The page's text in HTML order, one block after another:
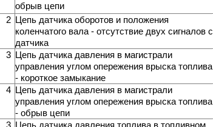
обрыв цепи
2 Цепь датчика оборотов и положения
коленчатого вала - отсутствие двух сигналов с
датчика
3 Цепь датчика давления в магистрали
управления углом опережения врыска топлива
- короткое замыкание
4 Цепь датчика давления в магистрали
управления углом опережения врыска топлива
- обрыв цепи
3 Цепь датчика давления топлива в топливном